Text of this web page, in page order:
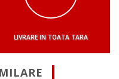
LIVRARE IN TOATA TARA